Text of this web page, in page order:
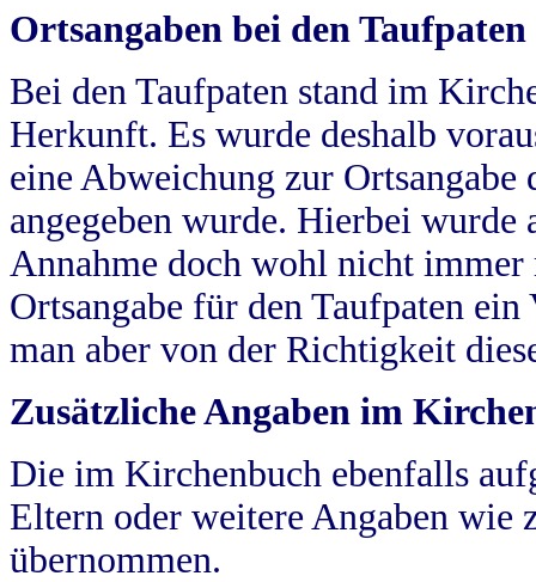
Ortsangaben bei den Taufpaten
Bei den Taufpaten stand im
Herkunft. Es wurde deshalb
eine Abweichung zur
angegeben wurde. Hierbei wurde
Annahme doch wohl nicht
Ortsangabe für den Taufpaten
man aber von der Richtigkeit
Zusätzliche Angaben im
Die im Kirchenbuch ebenfalls
Eltern oder weitere Angaben wie
übernommen.